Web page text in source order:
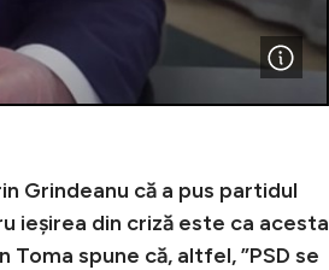
Grindeanu că a pus partidul
ieșirea din criză este ca acesta
spune că, altfel, ”PSD se